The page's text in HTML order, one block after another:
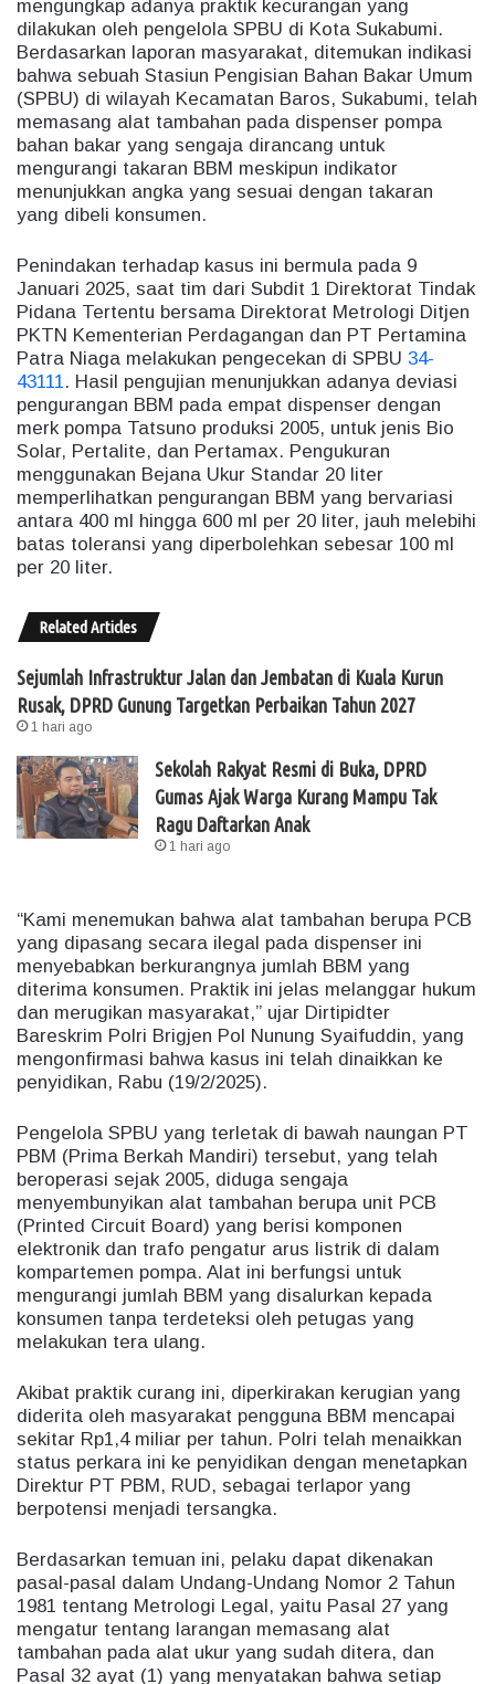
mengungkap adanya praktik kecurangan yang
dilakukan oleh pengelola SPBU di Kota Sukabumi.
Berdasarkan laporan masyarakat, ditemukan indikasi
bahwa sebuah Stasiun Pengisian Bahan Bakar Umum
(SPBU) di wilayah Kecamatan Baros, Sukabumi, telah
memasang alat tambahan pada dispenser pompa
bahan bakar yang sengaja dirancang untuk
mengurangi takaran BBM meskipun indikator
menunjukkan angka yang sesuai dengan takaran
yang dibeli konsumen.
Penindakan terhadap kasus ini bermula pada 9
Januari 2025, saat tim dari Subdit 1 Direktorat Tindak
Pidana Tertentu bersama Direktorat Metrologi Ditjen
PKTN Kementerian Perdagangan dan PT Pertamina
Patra Niaga melakukan pengecekan di SPBU 34-
43111. Hasil pengujian menunjukkan adanya deviasi
pengurangan BBM pada empat dispenser dengan
merk pompa Tatsuno produksi 2005, untuk jenis Bio
Solar, Pertalite, dan Pertamax. Pengukuran
menggunakan Bejana Ukur Standar 20 liter
memperlihatkan pengurangan BBM yang bervariasi
antara 400 ml hingga 600 ml per 20 liter, jauh melebihi
batas toleransi yang diperbolehkan sebesar 100 ml
per 20 liter.
Related Articles
Sejumlah Infrastruktur Jalan dan Jembatan di Kuala Kurun
Rusak, DPRD Gunung Targetkan Perbaikan Tahun 2027
1 hari ago
Sekolah Rakyat Resmi di Buka, DPRD
Gumas Ajak Warga Kurang Mampu Tak
Ragu Daftarkan Anak
1 hari ago
“Kami menemukan bahwa alat tambahan berupa PCB
yang dipasang secara ilegal pada dispenser ini
menyebabkan berkurangnya jumlah BBM yang
diterima konsumen. Praktik ini jelas melanggar hukum
dan merugikan masyarakat,” ujar Dirtipidter
Bareskrim Polri Brigjen Pol Nunung Syaifuddin, yang
mengonfirmasi bahwa kasus ini telah dinaikkan ke
penyidikan, Rabu (19/2/2025).
Pengelola SPBU yang terletak di bawah naungan PT
PBM (Prima Berkah Mandiri) tersebut, yang telah
beroperasi sejak 2005, diduga sengaja
menyembunyikan alat tambahan berupa unit PCB
(Printed Circuit Board) yang berisi komponen
elektronik dan trafo pengatur arus listrik di dalam
kompartemen pompa. Alat ini berfungsi untuk
mengurangi jumlah BBM yang disalurkan kepada
konsumen tanpa terdeteksi oleh petugas yang
melakukan tera ulang.
Akibat praktik curang ini, diperkirakan kerugian yang
diderita oleh masyarakat pengguna BBM mencapai
sekitar Rp1,4 miliar per tahun. Polri telah menaikkan
status perkara ini ke penyidikan dengan menetapkan
Direktur PT PBM, RUD, sebagai terlapor yang
berpotensi menjadi tersangka.
Berdasarkan temuan ini, pelaku dapat dikenakan
pasal-pasal dalam Undang-Undang Nomor 2 Tahun
1981 tentang Metrologi Legal, yaitu Pasal 27 yang
mengatur tentang larangan memasang alat
tambahan pada alat ukur yang sudah ditera, dan
Pasal 32 ayat (1) yang menyatakan bahwa setiap